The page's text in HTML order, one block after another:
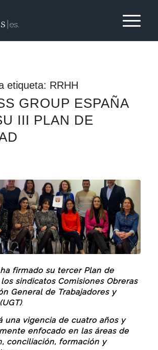
etiqueta: RRHH
GROUP ESPAÑA
III PLAN DE
firmado su tercer Plan de
sindicatos Comisiones Obreras
General de Trabajadores y
.
una vigencia de cuatro años y
enfocado en las áreas de
conciliación, formación y